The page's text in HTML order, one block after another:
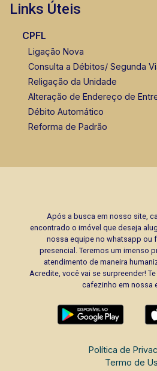
Links Úteis
CPFL
Ligação Nova
Consulta a Débitos/ Segunda
Religação da Unidade
Alteração de Endereço de
Débito Automático
Reforma de Padrão
Após a busca em nosso site,
encontrado o imóvel que deseja
nossa equipe no whatsapp ou
presencial. Teremos um imenso
atendimento de maneira
Acredite, você vai se surpreender!
cafezinho em nossa
Política de
Termo de